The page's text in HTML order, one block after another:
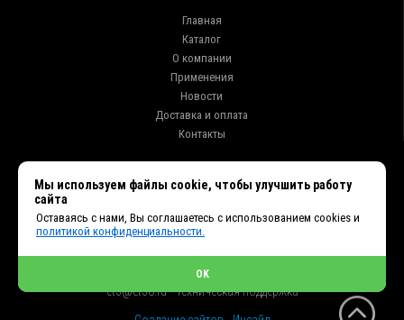
Главная
Каталог
О компании
Применения
Новости
Доставка и оплата
Контакты
+7 (914) 010-76-83, 8 (3952) 93-27-93 - Отдел продаж
+7 (950) 075-85-99 - Техническая поддержка
et2@et38.ru - Отдел продаж
et3@et38.ru - Техническая поддержка
Мы используем файлы cookie, чтобы улучшить работу
сайта
Оставаясь с нами, Вы соглашаетесь с использованием cookies и
политикой конфиденциальности.
OK